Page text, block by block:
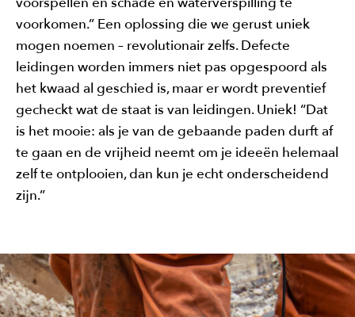
voorkomen.” Een oplossing die we gerust uniek
mogen noemen – revolutionair zelfs. Defecte
leidingen worden immers niet pas opgespoord als
het kwaad al geschied is, maar er wordt preventief
gecheckt wat de staat is van leidingen. Uniek! “Dat
is het mooie: als je van de gebaande paden durft af
te gaan en de vrijheid neemt om je ideeën helemaal
zelf te ontplooien, dan kun je echt onderscheidend
zijn.”